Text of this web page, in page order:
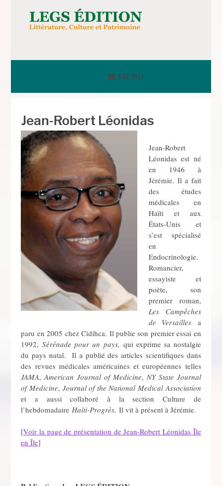
contenuLEGS ÉDITION
MENU
Jean-Robert Léonidas
Jean-Robert
Léonidas est né
en 1946 à
Jérémie. Il a fait
des études
médicales en
Haïti et aux
États-Unis et
s’est spécialisé
en
Endocrinologie.
Romancier,
essayiste et
poète, son
premier roman,
Les Campêches
de Versailles a
paru en 2005 chez Cidihca. Il publie son premier essai en
1992,Sérénade pour un pays, qui exprime sa nostalgie
du pays natal. Il a publié des articles scientifiques dans
des revues médicales américaines et européennes telles
JAMA,American Journal of Medicine, NY State Journal
of Medicine, Journal of the National Medical Association
et a aussi collaboré à la section Culture de
l’hebdomadaire Haïti-Progrès.Il vit à présent à Jérémie.
[Voir la page de présentation de Jean-Robert Léonidas Île
en Île]